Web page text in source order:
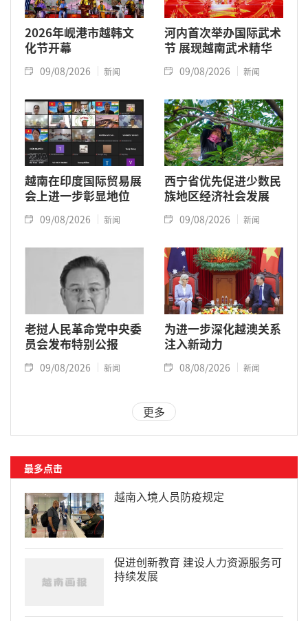
2026年岘港市越韩文
化节开幕
09/08/2026 新闻
河内首次举办国际武术
节 展现越南武术精华
09/08/2026 新闻
越南在印度国际贸易展
会上进一步彰显地位
09/08/2026 新闻
西宁省优先促进少数民
族地区经济社会发展
09/08/2026 新闻
老挝人民革命党中央委
员会发布特别公报
09/08/2026 新闻
为进一步深化越澳关系
注入新动力
08/08/2026 新闻
更多
最多点击
越南入境人员防疫规定
促进创新教育 建设人力资源服务可
持续发展